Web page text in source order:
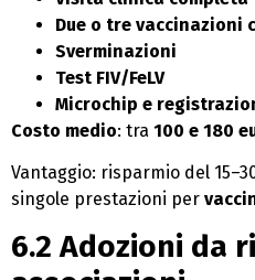
Due o tre vaccinazioni
Sverminazioni
Test FIV/FeLV
Microchip e
Costo medio: tra 100 e 180
Vantaggio: risparmio del
singole prestazioni per
6.2 Adozioni da